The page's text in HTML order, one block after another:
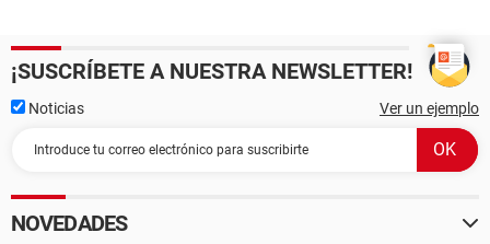
¡SUSCRÍBETE A NUESTRA NEWSLETTER!
Noticias Ver un ejemplo
NOVEDADES